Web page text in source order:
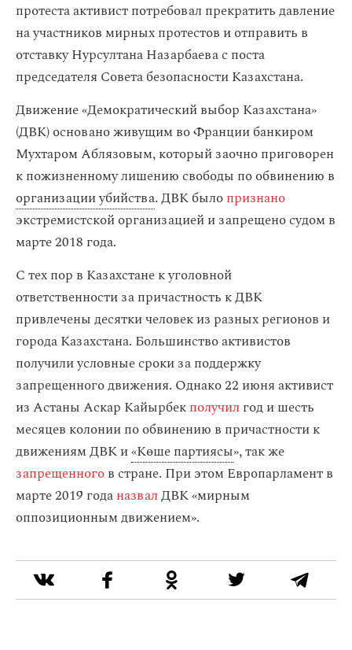
протеста активист потребовал прекратить давление
на участников мирных протестов и отправить в
отставку Нурсултана Назарбаева с поста
председателя Совета безопасности Казахстана.
Движение «Демократический выбор Казахстана»
(ДВК) основано живущим во Франции банкиром
Мухтаром Аблязовым, который заочно приговорен
к пожизненному лишению свободы по обвинению в
организации убийства. ДВК былопризнано
экстремистской организацией и запрещено судом в
марте 2018 года.
С тех пор в Казахстане к уголовной
ответственности за причастность к ДВК
привлечены десятки человек из разных регионов и
города Казахстана. Большинство активистов
получили условные сроки за поддержку
запрещенного движения. Однако 22 июня активист
из Астаны Аскар Кайырбекполучил год и шесть
месяцев колонии по обвинению в причастности к
движениям ДВК и«Көше партиясы», так же
запрещенногов стране. При этом Европарламент в
марте 2019 годаназвалДВК «мирным
оппозиционным движением».